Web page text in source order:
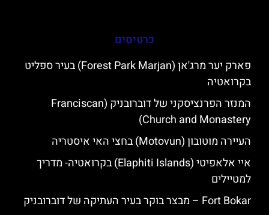
כרטיסים
פארק יער מרג'אן (Forest Park Marjan) בעיר ספליט
בקרואטיה
המנזר הפרנציסקני של דוברובניק (Franciscan
Church and Monastery)
העיירה מוטובון (Motovun) בחצי האי איסטריה
איי אלאפיטי (Elaphiti Islands) בקרואטיה- מדריך
למטיילים
Fort Bokar – מבצר בוקר בעיר העתיקה של דוברובניק